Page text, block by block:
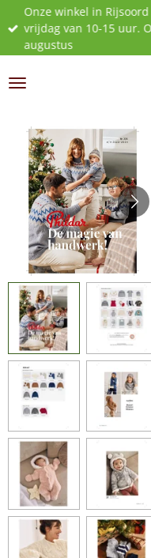
direct
naar
hoofdinhoud
Onze winkel in
vrijdag van 10-15 uur.
augustus